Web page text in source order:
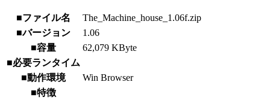
■ファイル名
The_Machine_house_1.06f.zip
■バージョン
1.06
■容量
62,079 KByte
■必要ランタイム
■動作環境
Win Browser
■特徴